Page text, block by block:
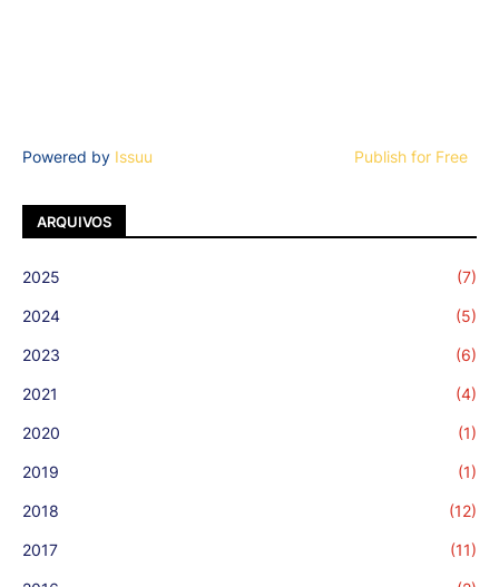
Powered by Issuu Publish for Free
ARQUIVOS
2025 (7)
2024 (5)
2023 (6)
2021 (4)
2020 (1)
2019 (1)
2018 (12)
2017 (11)